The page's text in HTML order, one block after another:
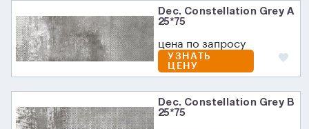
Dec. Constellation Grey A
25*75
цена по запросу
УЗНАТЬ
ЦЕНУ
Dec. Constellation Grey B
25*75